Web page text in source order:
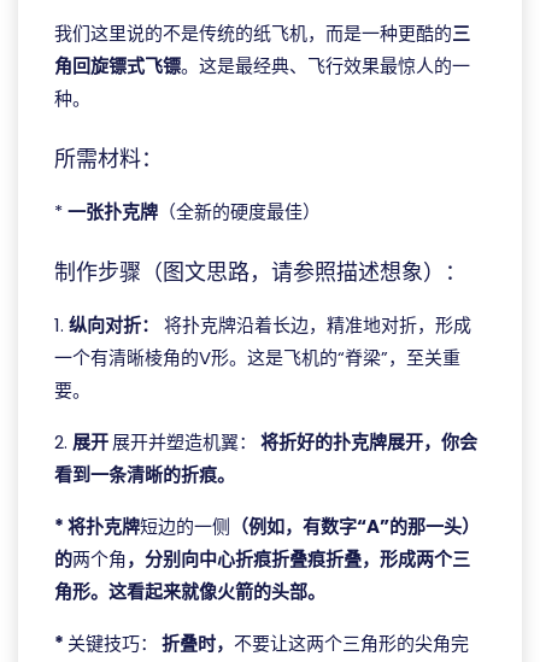
我们这里说的不是传统的纸飞机，而是一种更酷的三
角回旋镖式飞镖。这是最经典、飞行效果最惊人的一
种。
所需材料：
*一张扑克牌 （全新的硬度最佳）
制作步骤（图文思路，请参照描述想象）：
1. 纵向对折：
将扑克牌沿着长边，精准地对折，形成
一个有清晰棱角的V形。这是飞机的“脊梁”，至关重
要。
2. 展开展开并塑造机翼：
将折好的扑克牌展开，你会
看到一条清晰的折痕。
* 将扑克牌短边的一侧 （例如，有数字“A”的那一头）
的两个角，分别向中心折痕折叠痕折叠，形成两个三
角形。这看起来就像火箭的头部。
* 关键技巧： 折叠时， 不要让这两个三角形的尖角完